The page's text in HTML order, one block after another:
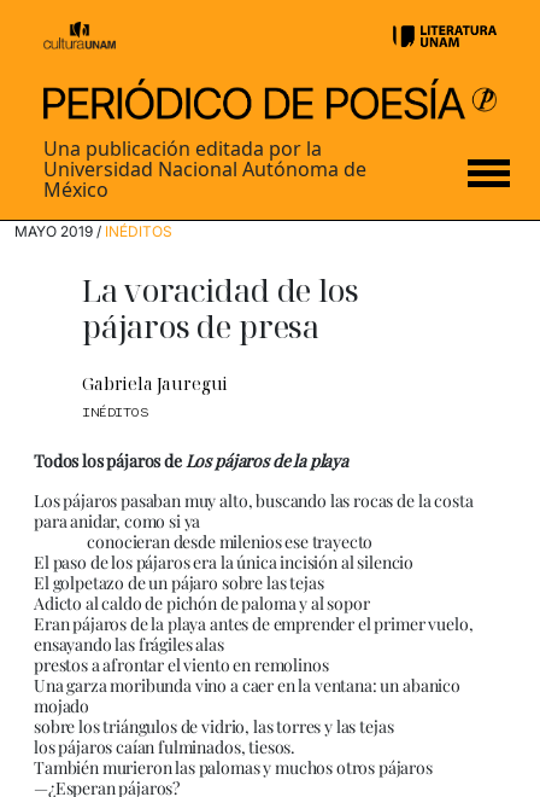
Una publicación editada por la
Universidad Nacional Autónoma de
México
MAYO 2019 / INÉDITOS
La voracidad de los
pájaros de presa
Gabriela Jauregui
INÉDITOS
Todos los pájaros deLos pájaros de la playa
Los pájaros pasaban muy alto, buscando las rocas de la costa
para anidar, como si ya
conocieran desde milenios ese trayecto
El paso de los pájaros era la única incisión al silencio
El golpetazo de un pájaro sobre las tejas
Adicto al caldo de pichón de paloma y al sopor
Eran pájaros de la playa antes de emprender el primer vuelo,
ensayando las frágiles alas
prestos a afrontar el viento en remolinos
Una garza moribunda vino a caer en la ventana: un abanico
mojado
sobre los triángulos de vidrio, las torres y las tejas
los pájaros caían fulminados, tiesos.
También murieron las palomas y muchos otros pájaros
—¿Esperan pájaros?